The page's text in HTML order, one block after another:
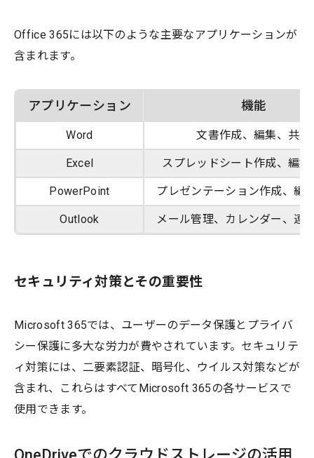
Office 365には以下のような主要なアプリケーションが
含まれます。
アプリケーション 機能
Word 文書作成、編集、共有
Excel スプレッドシート作成、編集
PowerPoint プレゼンテーション作成、編
Outlook メール管理、カレンダー、連
セキュリティ対策とその重要性
Microsoft 365では、ユーザーのデータ保護とプライバ
シー保護に多大な労力が費やされています。セキュリテ
ィ対策には、二要素認証、暗号化、ウイルス対策などが
含まれ、これらはすべてMicrosoft 365の各サービスで
使用できます。